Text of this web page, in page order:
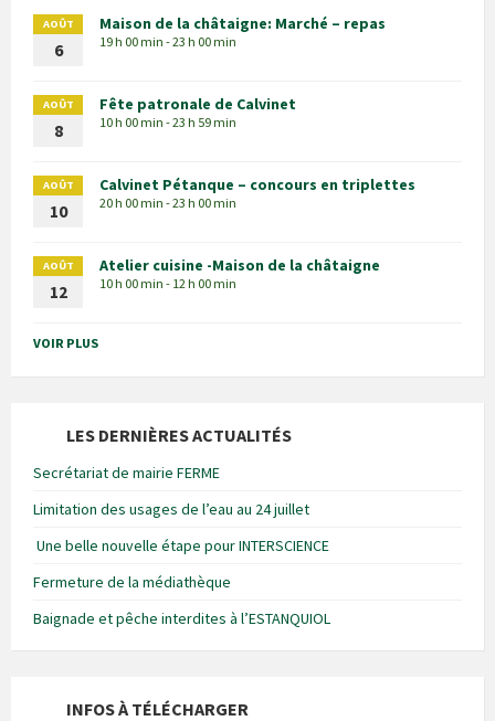
AOÛT
6
Maison de la châtaigne: Marché – repas
19 h 00 min - 23 h 00 min
AOÛT
8
Fête patronale de Calvinet
10 h 00 min - 23 h 59 min
AOÛT
10
Calvinet Pétanque – concours en triplettes
20 h 00 min - 23 h 00 min
AOÛT
12
Atelier cuisine -Maison de la châtaigne
10 h 00 min - 12 h 00 min
VOIR PLUS
LES DERNIÈRES ACTUALITÉS
Secrétariat de mairie FERME
Limitation des usages de l’eau au 24 juillet
Une belle nouvelle étape pour INTERSCIENCE
Fermeture de la médiathèque
Baignade et pêche interdites à l’ESTANQUIOL
INFOS À TÉLÉCHARGER